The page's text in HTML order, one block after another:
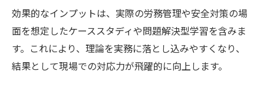
効果的なインプットは、実際の労務管理や安全対策の場
面を想定したケーススタディや問題解決型学習を含みま
す。これにより、理論を実務に落とし込みやすくなり、
結果として現場での対応力が飛躍的に向上します。